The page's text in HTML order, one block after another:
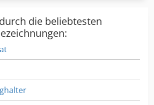
die beliebtesten